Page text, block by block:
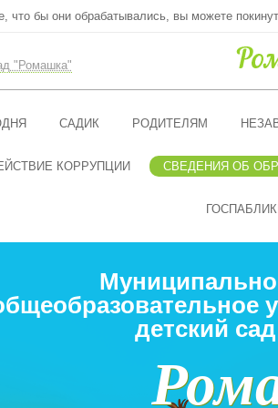
что бы они обрабатывались, вы можете
"Ромашка"
САДИК РОДИТЕЛЯМ
КОРРУПЦИИ СВЕДЕНИЯ ОБ
детский